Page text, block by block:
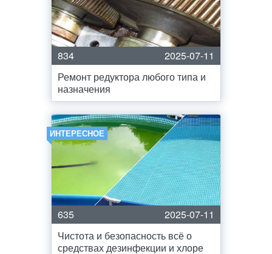
834
2025-07-11
Ремонт редуктора любого типа и
назначения
ИНТЕРЕСНОЕ
635
2025-07-11
Чистота и безопасность всё о
средствах дезинфекции и хлоре